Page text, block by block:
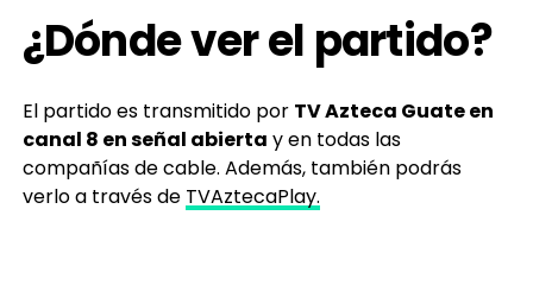
¿Dónde ver el partido?
El partido es transmitido por TV Azteca Guate en
canal 8 en señal abierta y en todas las
compañías de cable. Además, también podrás
verlo a través de TVAztecaPlay.